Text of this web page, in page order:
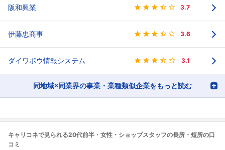
阪和興業 3.7
伊藤忠商事 3.6
ダイワボウ情報システム 3.1
同地域×同業界の事業・業種類似企業をもっと読む
キャリコネで見られる20代前半・女性・ショップスタッフの長所・短所の口
コミ